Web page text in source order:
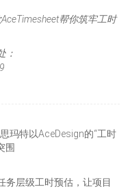
帮你筑牢工时
：
玛特以AceDesign的“工时
围
务层级工时预估，让项目